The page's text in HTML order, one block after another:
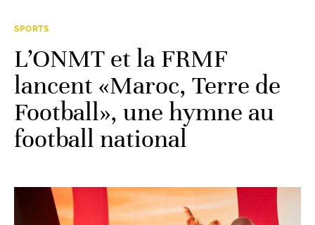
SPORTS
L’ONMT et la FRMF
lancent «Maroc, Terre de
Football», une hymne au
football national